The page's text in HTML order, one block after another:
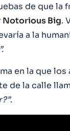
de que la
Notorious Big.
a la
en la que los
de la calle
.